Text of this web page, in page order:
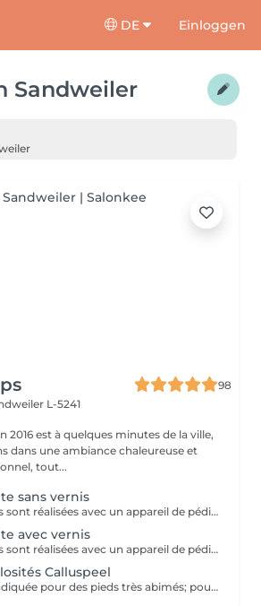
DE Einloggen
Sandweiler
98
L-5241
2016 est à quelques minutes de la ville,
dans une ambiance chaleureuse et
tout...
sans vernis
Toutes nos pédicures sont réalisées avec un appareil de pédicure médical à jet d'eau. Cette prestation inclut: limage, travail du pourtour de l'ongle, travail des callosités,rape, sérum sur ongles, crème. . Si mycose ou autre affection, le soin ne pourra pas être réalisé.
avec vernis
Toutes nos pédicures sont réalisées avec un appareil de pédicure médical à jet d'eau. Cette prestation inclut: limage, travail du pourtour de l'ongle, travail des callosités,rape, sérum sur ongles, crème + vernis ci-dessous. Si vous avez déjà du vernis-semi permanent vous devez rajouter l'option 'dépose'. Si mycose ou autre affection, le soin ne pourra pas être réalisé.
Calluspeel
Cette pédicure est indiquée pour des pieds très abimés; pour les callosités nous utilisons la technique CALLUSPEELING de la prestigieuse marque suisse Mavex. Toutes nos pédicures sont réalisées avec un appareil de pédicure médical. Cette prestation inclut:: limage, travail du pourtour de l'ongle, travail des callosités, sérum sur ongles, crème. Si vous avez déjà un vernis-permanent vous devez rajouter l'option 'dépose' Si mycose ou autre affection, le soin ne pourra pas être réalisé